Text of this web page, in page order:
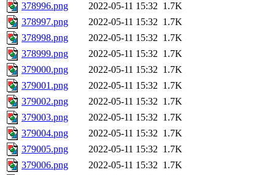
378996.png
2022-05-11 15:32 1.7K
378997.png
2022-05-11 15:32 1.7K
378998.png
2022-05-11 15:32 1.7K
378999.png
2022-05-11 15:32 1.7K
379000.png
2022-05-11 15:32 1.7K
379001.png
2022-05-11 15:32 1.7K
379002.png
2022-05-11 15:32 1.7K
379003.png
2022-05-11 15:32 1.7K
379004.png
2022-05-11 15:32 1.7K
379005.png
2022-05-11 15:32 1.7K
379006.png
2022-05-11 15:32 1.7K